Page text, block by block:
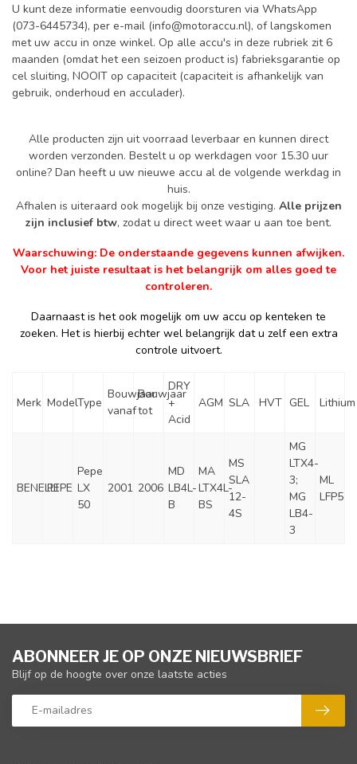
U kunt deze informatie eenvoudig doorsturen via WhatsApp
(073-6445734), per e-mail (info@motoraccu.nl), of langskomen
met uw accu in onze winkel. Op alle accu's in deze rubriek zit 6
maanden (omdat het een seizoen product is) fabrieksgarantie op
cel sluiting, NOOIT op capaciteit (capaciteit is afhankelijk van
gebruik, onderhoud en acculader).
Alle producten zijn uit voorraad leverbaar en kunnen direct
worden verzonden. Bestelt u op werkdagen voor 15.30 uur
online? Dan heeft u uw nieuwe accu al de volgende werkdag in
huis.
Afhalen is uiteraard ook mogelijk bij onze vestiging. Alle prijzen
zijn inclusief btw, zodat u direct weet waar u aan toe bent.
Waarschuwing: De onderstaande gegevens kunnen afwijken.
Voor het juiste resultaat is het belangrijk om alles goed te
controleren.
Daarnaast is het ook mogelijk om uw accu op kenteken te
zoeken. Het is hierbij echter wel belangrijk dat u zelf een extra
controle uitvoert.
Merk ModelType
Bouwjaar
vanaf
Bouwjaar
tot
DRY
+
Acid
AGM SLA HVT GEL Lithium
BENELLIPEPE
Pepe
LX
50
2001 2006
MD
LB4L-
B
MA
LTX4L-
BS
MS
SLA
12-
4S
MG
LTX4-
3;
MG
LB4-
3
ML
LFP5
ABONNEER JE OP ONZE NIEUWSBRIEF
Blijf op de hoogte over onze laatste acties